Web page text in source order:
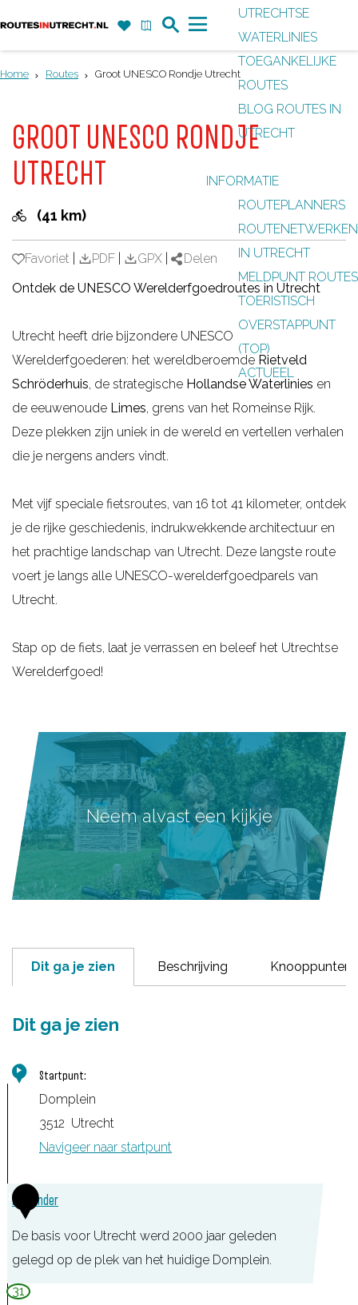
F
a
v
i
n
a
a
o
e
M
e
UTRECHTSE
WATERLINIES
TOEGANKELIJKE
ROUTES
BLOG ROUTES IN
UTRECHT
INFORMATIE
ROUTEPLANNERS
ROUTENETWERKEN
IN UTRECHT
MELDPUNT ROUTES
TOERISTISCH
OVERSTAPPUNT
(TOP)
ACTUEEL
Home Routes Groot UNESCO Rondje Utrecht
GROOT UNESCO RONDJE
UTRECHT
(41 km)
Favoriet
Favoriet PDF GPX
Delen
Ontdek de UNESCO Werelderfgoedroutes in Utrecht
Utrecht heeft drie bijzondere UNESCO
Werelderfgoederen: het wereldberoemde Rietveld
Schröderhuis, de strategische Hollandse Waterlinies en
de eeuwenoude Limes, grens van het Romeinse Rijk.
Deze plekken zijn uniek in de wereld en vertellen verhalen
die je nergens anders vindt.
Met vijf speciale fietsroutes, van 16 tot 41 kilometer, ontdek
je de rijke geschiedenis, indrukwekkende architectuur en
het prachtige landschap van Utrecht. Deze langste route
voert je langs alle UNESCO-werelderfgoedparels van
Utrecht.
Stap op de fiets, laat je verrassen en beleef het Utrechtse
Werelderfgoed!
Neem alvast een kijkje
Dit ga je zien Beschrijving Knooppunten
Dit ga je zien
Startpunt:
Domplein
3512 Utrecht
Navigeer naar startpunt
1DOMunder
De basis voor Utrecht werd 2000 jaar geleden
gelegd op de plek van het huidige Domplein.
D
31